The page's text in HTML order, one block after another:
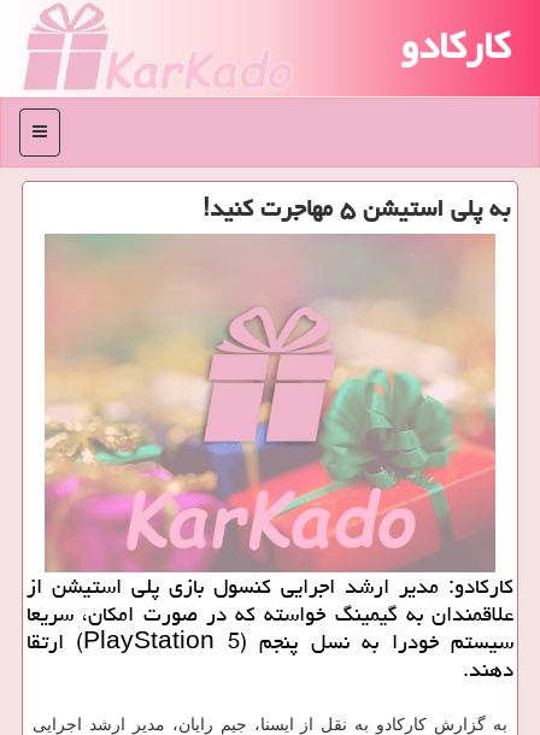
کارکادو
منو
به پلی استیشن ۵ مهاجرت كنید!
كاركادو: مدیر ارشد اجرایی كنسول بازی پلی استیشن از
علاقمندان به گیمینگ خواسته كه در صورت امكان، سریعا
سیستم خودرا به نسل پنجم (PlayStation 5) ارتقا
دهند.
به گزارش كاركادو به نقل از ایسنا، جیم رایان، مدیر ارشد اجرایی